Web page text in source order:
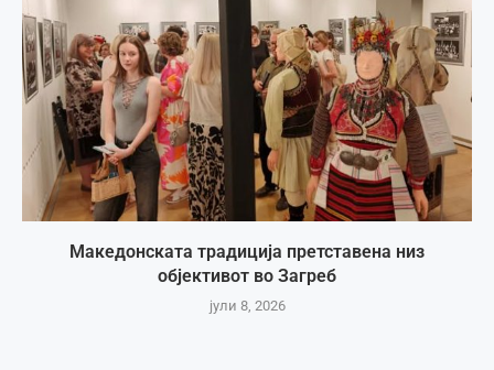
Македонската традиција претставена низ
објективот во Загреб
јули 8, 2026